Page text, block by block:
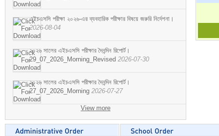
এইচএসসি পরীক্ষা ২০২৬-এর ব্যবহারিক পরীক্ষার বিষয়ে জরুরি নির্দেশনা।
2026-08-04
২০২৬ সালের এইচএসসি পরীক্ষার দৈনন্দিন রিপোর্ট।
29_07_2026_Morning_Revised 2026-07-30
২০২৬ সালের এইচএসসি পরীক্ষার দৈনন্দিন রিপোর্ট।
27_07_2026_Morning 2026-07-27
View more